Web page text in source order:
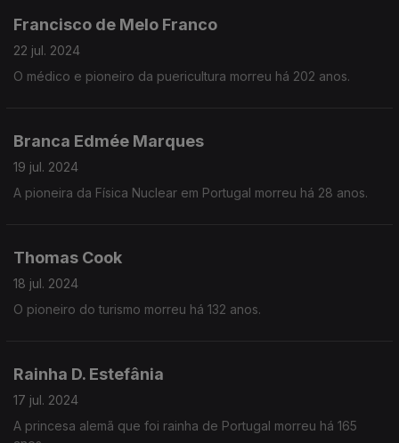
Francisco de Melo Franco
22 jul. 2024
O médico e pioneiro da puericultura morreu há 202 anos.
Branca Edmée Marques
19 jul. 2024
A pioneira da Física Nuclear em Portugal morreu há 28 anos.
Thomas Cook
18 jul. 2024
O pioneiro do turismo morreu há 132 anos.
Rainha D. Estefânia
17 jul. 2024
A princesa alemã que foi rainha de Portugal morreu há 165